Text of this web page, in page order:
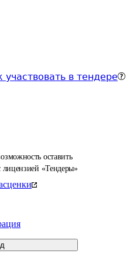
участвовать в тендере
оставить
лицензией «Тендеры»